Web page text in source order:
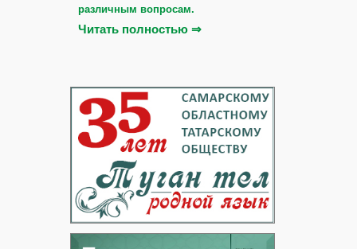
различным вопросам.
Читать полностью ⇒